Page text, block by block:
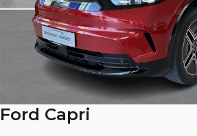
Ford Capri